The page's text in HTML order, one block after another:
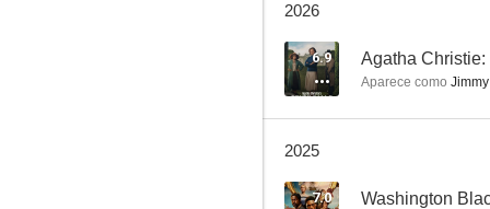
8.0
2026
6.9 Agatha
Aparece como
2025
7.0 Washington